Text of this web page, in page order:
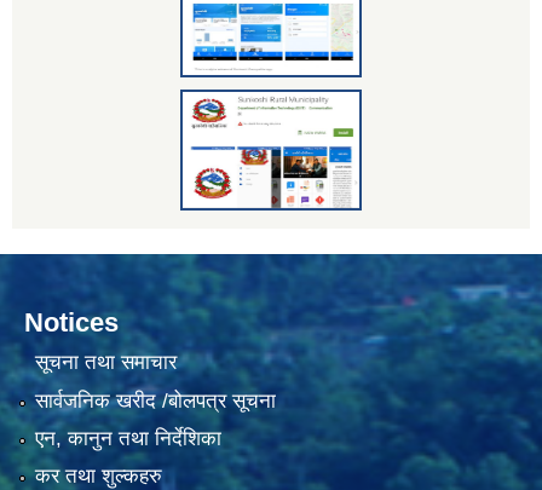
Notices
सूचना तथा समाचार
सार्वजनिक खरीद /बोलपत्र सूचना
एन, कानुन तथा निर्देशिका
कर तथा शुल्कहरु